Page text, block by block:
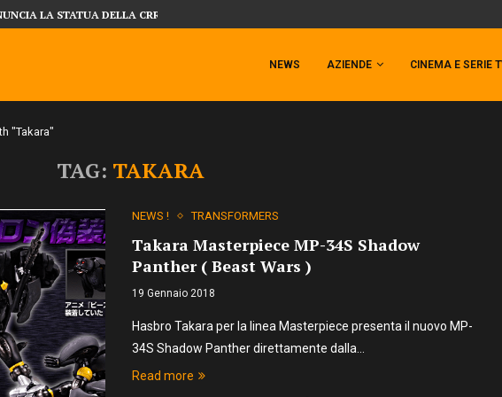
LA STATUA DELLA CRRATURA DELLA LAGUNA...
NEWS AZIENDE CINEMA E SERIE
"Takara"
TAG: TAKARA
NEWS ! TRANSFORMERS
Takara Masterpiece MP-34S Shadow
Panther ( Beast Wars )
19 Gennaio 2018
Hasbro Takara per la linea Masterpiece presenta il nuovo MP-
34S Shadow Panther direttamente dalla…
Read more